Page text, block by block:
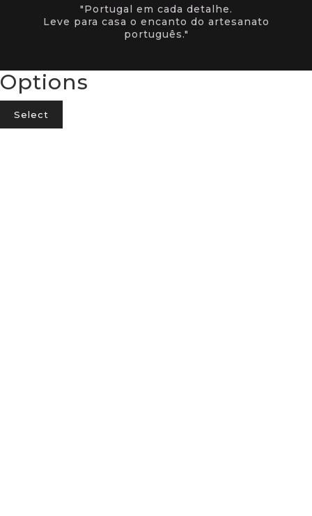
"Portugal em cada detalhe.
Leve para casa o encanto do artesanato
português."
Options
Select